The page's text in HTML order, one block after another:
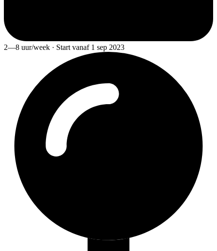
2—8 uur/week · Start vanaf 1 sep 2023